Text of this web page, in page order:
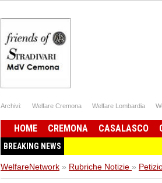
Archivi: Welfare Cremona Welfare Lombardia
HOME CREMONA CASALASCO
BREAKING NEWS
WelfareNetwork » Rubriche Notizie »